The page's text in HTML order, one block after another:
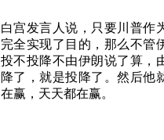
白宫发言人说，只要川普作
完全实现了目的，那么不管
投不投降不由伊朗说了算，
降了，就是投降了。然后他
在赢，天天都在赢。